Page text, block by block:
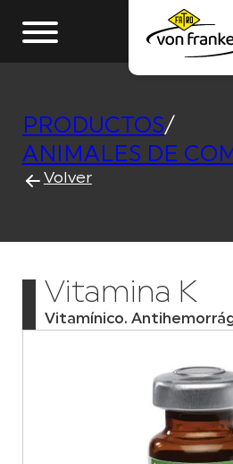
PRODUCTOS/
ANIMALES DE
Volver
Vitamina K
Vitamínico.